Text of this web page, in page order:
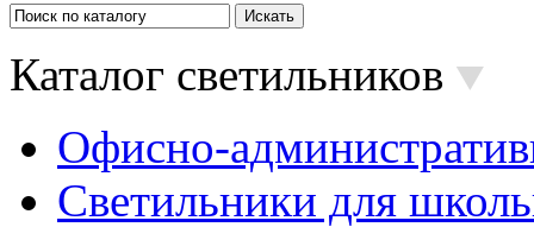
Каталог светильников
Офисно-
Светильники для